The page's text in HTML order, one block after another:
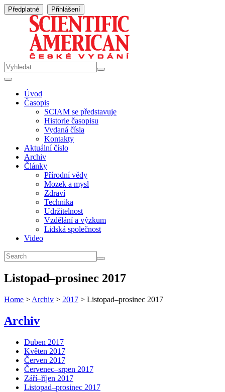
Předplatné Přihlášení
Úvod
Časopis
SCIAM se představuje
Historie časopisu
Vydaná čísla
Kontakty
Aktuální číslo
Archiv
Články
Přírodní vědy
Mozek a mysl
Zdraví
Technika
Udržitelnost
Vzdělání a výzkum
Lidská společnost
Video
Listopad–prosinec 2017
Home > Archiv > 2017 > Listopad–prosinec 2017
Archiv
Duben 2017
Květen 2017
Červen 2017
Červenec–srpen 2017
Září–říjen 2017
Listopad–prosinec 2017